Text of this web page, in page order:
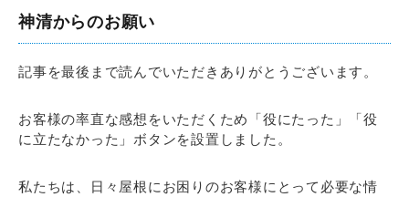
神清からのお願い
記事を最後まで読んでいただきありがとうございます。
お客様の率直な感想をいただくため「役にたった」「役
に立たなかった」ボタンを設置しました。
私たちは、日々屋根にお困りのお客様にとって必要な情